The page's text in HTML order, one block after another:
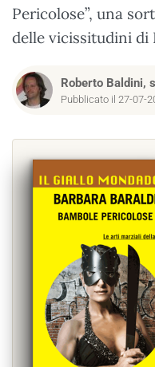
Pericolose”, una
delle vicissitudini di
Roberto Baldini,
Pubblicato il 27-07-